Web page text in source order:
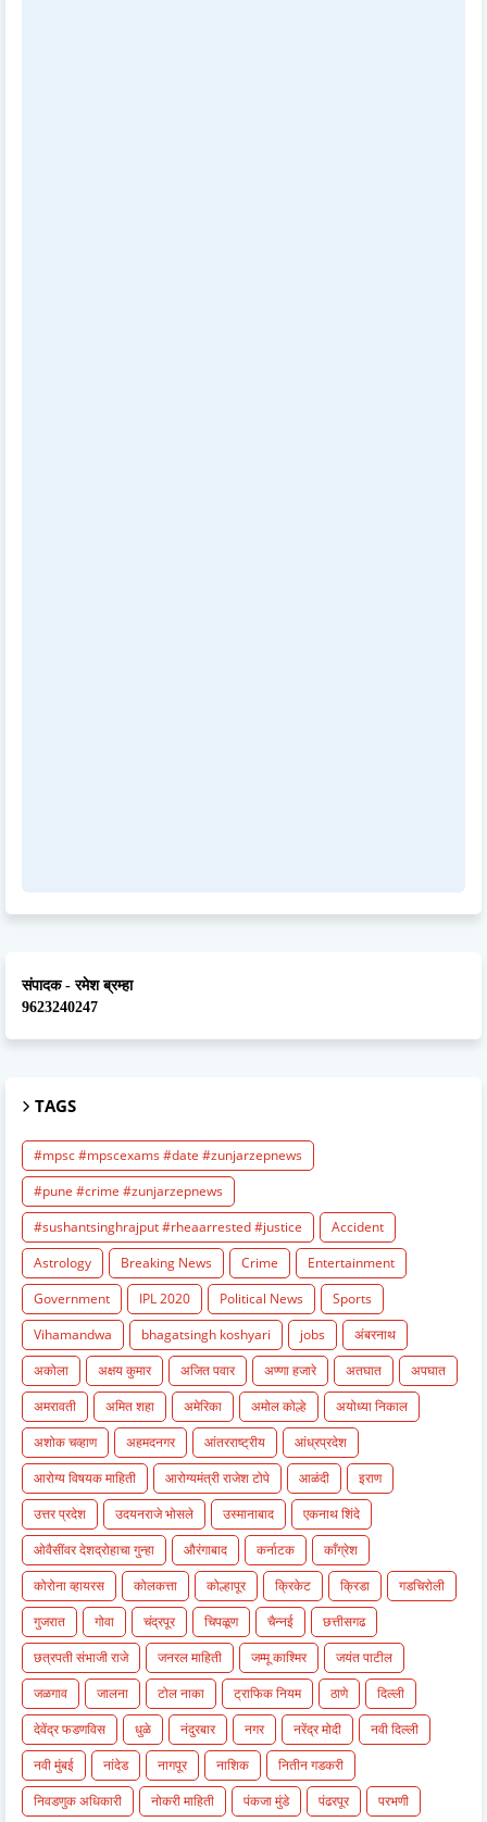
संपादक - रमेश ब्रम्हा
9623240247
TAGS
#mpsc #mpscexams #date #zunjarzepnews
#pune #crime #zunjarzepnews
#sushantsinghrajput #rheaarrested #justice
Accident
Astrology
Breaking News Crime
Entertainment
Government
IPL 2020 Political News
Sports
Vihamandwa
bhagatsingh koshyari jobs
अंबरनाथ
अकोला
अक्षय कुमार अजित पवार अण्णा हजारे अतघात
अपघात
अमरावती
अमित शहा अमेरिका अमोल कोल्हे
अयोध्या निकाल
अशोक चव्हाण
अहमदनगर आंतरराष्ट्रीय
आंध्रप्रदेश
आरोग्य विषयक माहिती
आरोग्यमंत्री राजेश टोपे आळंदी
इराण
उत्तर प्रदेश
उदयनराजे भोसले उस्मानाबाद
एकनाथ शिंदे
ओवैसींवर देशद्रोहाचा गुन्हा
औरंगाबाद कर्नाटक
काँग्रेश
कोरोना व्हायरस
कोलकत्ता कोल्हापूर क्रिकेट क्रिडा
गडचिरोली
गुजरात
गोवा चंद्रपूर चिपळूण चैन्नई
छत्तीसगढ
छत्रपती संभाजी राजे
जनरल माहिती जम्मू काश्मिर
जयंत पाटील
जळगाव
जालना टोल नाका ट्राफिक नियम ठाणे
दिल्ली
देवेंद्र फडणविस
धुळे नंदुरबार नगर नरेंद्र मोदी
नवी दिल्ली
नवी मुंबई
नांदेड नागपूर नाशिक
नितीन गडकरी
निवडणुक अधिकारी
नोकरी माहिती पंकजा मुंडे पंढरपूर परभणी